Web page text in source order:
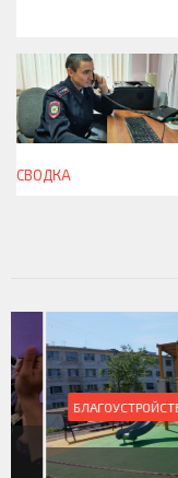
СЕГОДНЯ, 13:00
СВОДКА
БЛАГОУСТРОЙСТВО